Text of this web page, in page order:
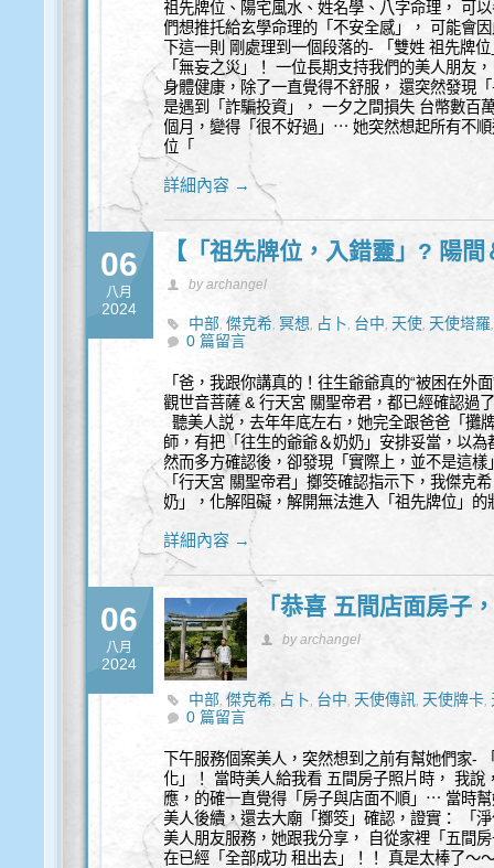
祖先牌位、陽宅風水、姓名學、八字命理， 可
們想推托給玄學命理的「不安全感」， 可能會
下這一則 剛處理到一個段落的- 「雙姓 祖先牌
「無妄之災」！ 一位長期支持我們的美人朋友
身體健康，除了一直覺得不舒服， 還突然發現
是遇到「詐騙投資」， 一夕之間損失 台幣數百
個月，變得「很不好過」⋯ 她突然想起所有不
位「
詳細內容 →
06
八月
2024
【「祖先牌位，入錯靈」? 陽
by archangel
中部,傑克希,冥想, 占卜, 台中, 天使, 天使塔羅
諮詢,祈福
0 篇留言
「爸，我跟你講真的！往生爺爺真的“被困在外
觀世音菩薩 & 行天宮 關聖帝君，都已經確認過
聽美人説，去年年底左右，她完全跟爸爸「攤
師，有把「往生的爺爺＆奶奶」安排妥當，以
然而多方確認後，卻發現「實際上，並不是這
「行天宮 關聖帝君」擲筊確認指示下，我傑克
奶」，化解阻礙，解開無法進入「祖先牌位」
詳細內容 →
06
八月
2024
「恭喜 五間店面房子
by archangel
中部,傑克希, 占卜, 台中, 天使傳訊, 天使牌卡,
能量,豐盛
0 篇留言
下午服務個案美人，突然想到之前有幫她們家-
化」！ 當時美人給我看 五間房子照片時， 我
應，的確一直覺得「房子與店面不順」⋯ 當時
美人後續，還去大廟「擲筊」確認，證實： 「
美人朋友服務，她跟我分享， 自從家裡「五間
在已經「全部成功 租出去」！！ 真是太棒了～